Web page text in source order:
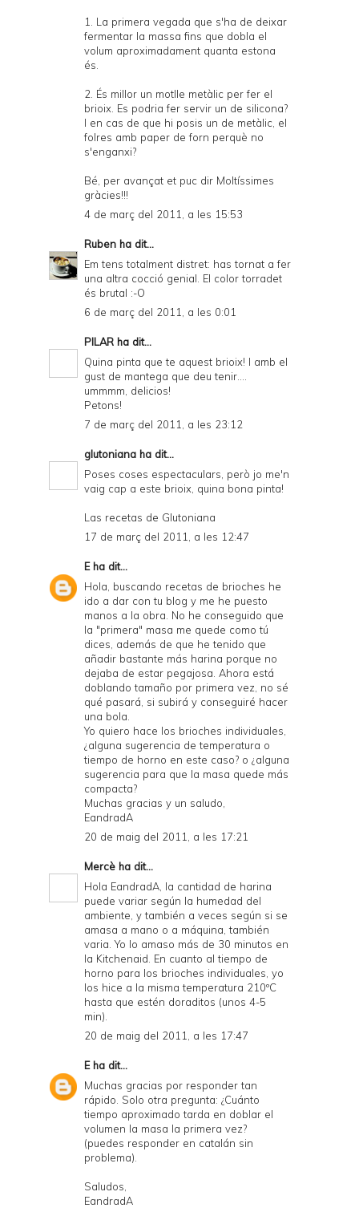
1. La primera vegada que s'ha de deixar
fermentar la massa fins que dobla el
volum aproximadament quanta estona
és.
2. És millor un motlle metàlic per fer el
brioix. Es podria fer servir un de silicona?
I en cas de que hi posis un de metàlic, el
folres amb paper de forn perquè no
s'enganxi?
Bé, per avançat et puc dir Moltíssimes
gràcies!!!
4 de març del 2011, a les 15:53
Ruben ha dit...
Em tens totalment distret: has tornat a fer
una altra cocció genial. El color torradet
és brutal :-O
6 de març del 2011, a les 0:01
PILAR ha dit...
Quina pinta que te aquest brioix! I amb el
gust de mantega que deu tenir....
ummmm, delicios!
Petons!
7 de març del 2011, a les 23:12
glutoniana ha dit...
Poses coses espectaculars, però jo me'n
vaig cap a este brioix, quina bona pinta!
Las recetas de Glutoniana
17 de març del 2011, a les 12:47
Eha dit...
Hola, buscando recetas de brioches he
ido a dar con tu blog y me he puesto
manos a la obra. No he conseguido que
la "primera" masa me quede como tú
dices, además de que he tenido que
añadir bastante más harina porque no
dejaba de estar pegajosa. Ahora está
doblando tamaño por primera vez, no sé
qué pasará, si subirá y conseguiré hacer
una bola.
Yo quiero hace los brioches individuales,
¿alguna sugerencia de temperatura o
tiempo de horno en este caso? o ¿alguna
sugerencia para que la masa quede más
compacta?
Muchas gracias y un saludo,
EandradA
20 de maig del 2011, a les 17:21
Mercè ha dit...
Hola EandradA, la cantidad de harina
puede variar según la humedad del
ambiente, y también a veces según si se
amasa a mano o a máquina, también
varia. Yo lo amaso más de 30 minutos en
la Kitchenaid. En cuanto al tiempo de
horno para los brioches individuales, yo
los hice a la misma temperatura 210ºC
hasta que estén doraditos (unos 4-5
min).
20 de maig del 2011, a les 17:47
Eha dit...
Muchas gracias por responder tan
rápido. Solo otra pregunta: ¿Cuánto
tiempo aproximado tarda en doblar el
volumen la masa la primera vez?
(puedes responder en catalán sin
problema).
Saludos,
EandradA